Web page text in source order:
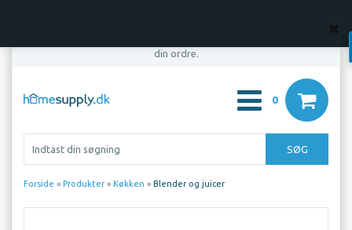
din ordre.
0
Forside » Produkter » Køkken » Blender og juicer